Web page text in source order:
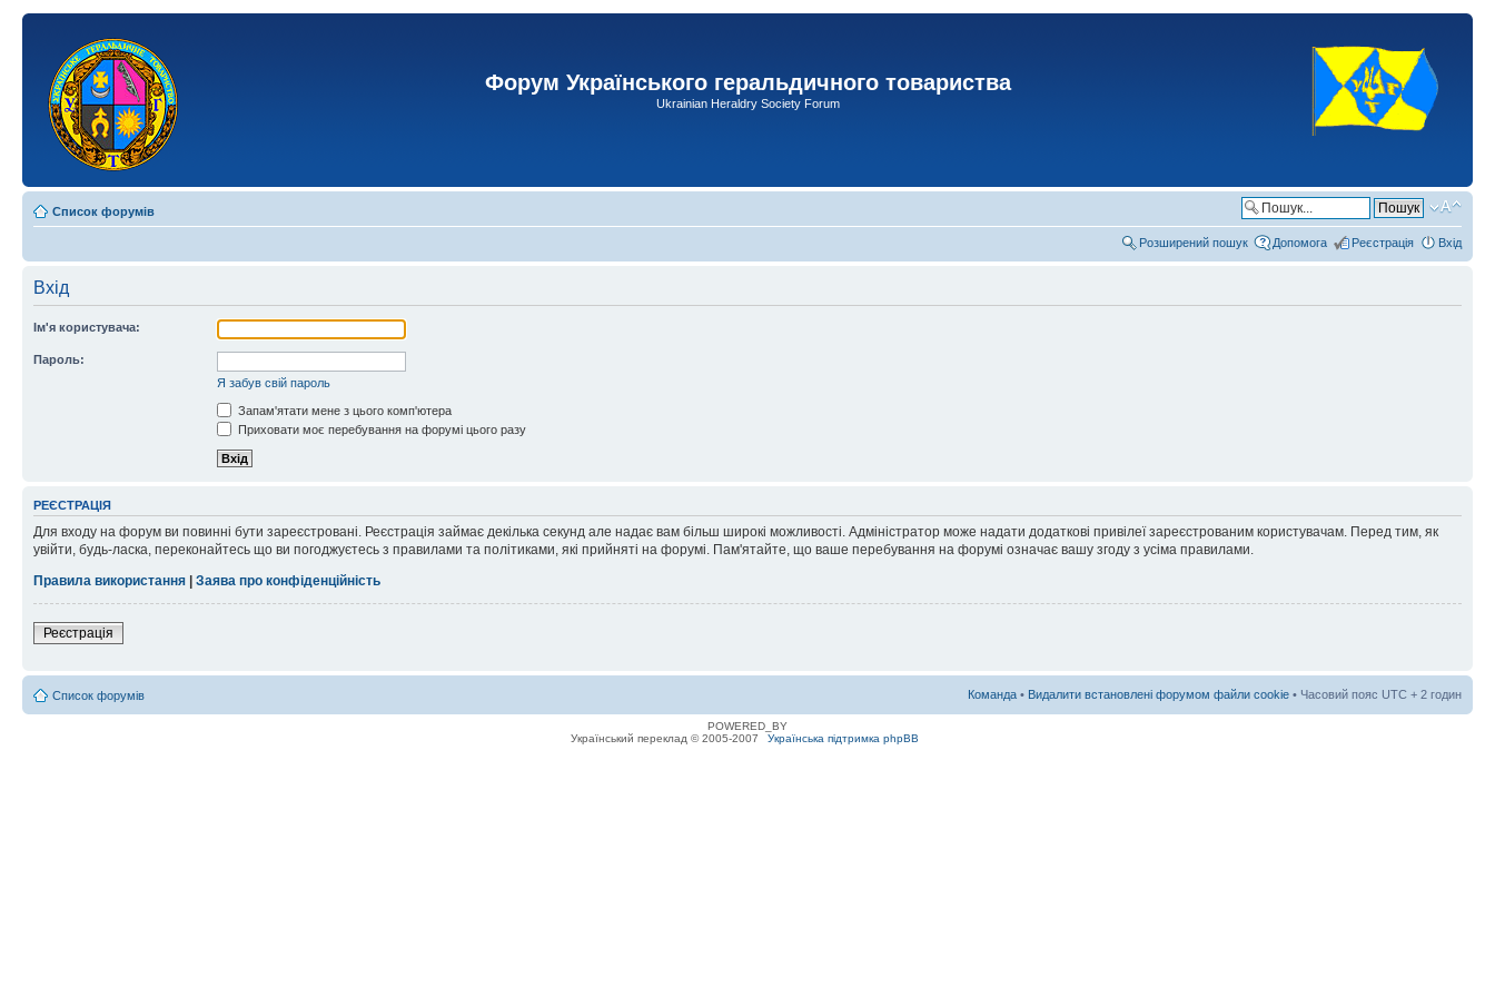
Форум Українського геральдичного товариства
Ukrainian Heraldry Society Forum
Список форумів
Розширений пошук Допомога Реєстрація Вхід
Вхід
Ім'я користувача:
Пароль:
Я забув свій пароль
Запам'ятати мене з цього комп'ютера
Приховати моє перебування на форумі цього разу
РЕЄСТРАЦІЯ
Для входу на форум ви повинні бути зареєстровані. Реєстрація займає декілька секунд але надає вам більш широкі можливості. Адміністратор може надати додаткові привілеї зареєстрованим користувачам. Перед тим, як
увійти, будь-ласка, переконайтесь що ви погоджуєтесь з правилами та політиками, які прийняті на форумі. Пам'ятайте, що ваше перебування на форумі означає вашу згоду з усіма правилами.
Правила використання | Заява про конфіденційність
Реєстрація
Список форумів Команда • Видалити встановлені форумом файли cookie • Часовий пояс UTC + 2 годин
POWERED_BY
Український переклад © 2005-2007
Українська підтримка phpBB